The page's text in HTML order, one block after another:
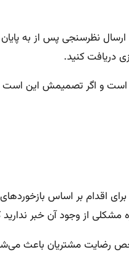
نظرسنجی پس از به پایان
است و اگر تصمیمش این
اقدام بر اساس
از وجود آن خبر ندارید
رضایت مشتریان باعث